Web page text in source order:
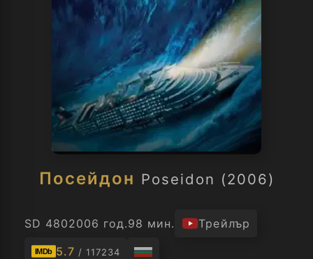
Посейдон Poseidon (2006)
SD 4802006 год.98 мин. Трейлър
IMDb 5.7 / 117234